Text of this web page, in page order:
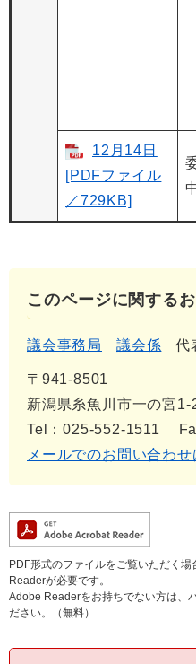
12月14日
[PDFファイル
／729KB]
このページに関する
議会事務局 議会係 代
〒941-8501
新潟県糸魚川市一の宮1-
Tel：025-552-1511
メールでのお問い合わせ
PDF形式のファイルをご覧いただく
Readerが必要です。
Adobe Readerをお持ちでない方は、
ださい。（無料）